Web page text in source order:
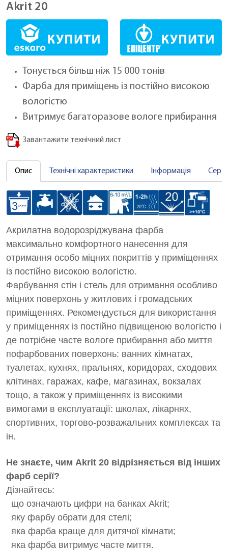
Akrit 20
Тонується більш ніж 15 000 тонів
Фарба для приміщень із постійно високою
вологістю
Витримує багаторазове вологе прибирання
Завантажити технічний лист
Опис Технічні характеристики Інформація
Акрилатна водорозріджувана фарба
максимально комфортного нанесення для
отримання особо міцних покриттів у приміщеннях
із постійно високою вологістю.
Фарбування стін і стель для отримання особливо
міцних поверхонь у житлових і громадських
приміщеннях. Рекомендується для використання
у приміщеннях із постійно підвищеною вологістю і
де потрібне часте вологе прибирання або миття
пофарбованих поверхонь: ванних кімнатах,
туалетах, кухнях, пральнях, коридорах, сходових
клітинах, гаражах, кафе, магазинах, вокзалах
тощо, а також у приміщеннях із високими
вимогами в експлуатації: школах, лікарнях,
спортивних, торгово-розважальних комплексах та
ін.
Не знаєте, чим Akrit 20 відрізняється від інших
фарб серії?
Дізнайтесь:
що означають цифри на банках Akrit;
яку фарбу обрати для стелі;
яка фарба краще для дитячої кімнати;
яка фарба витримує часте миття.